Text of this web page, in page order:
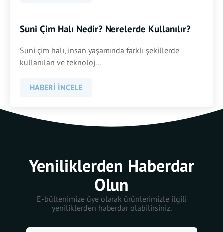
Suni Çim Halı Nedir? Nerelerde Kullanılır?
Suni çim halı, insan yaşamında farklı şekillerde
kullanılan ve teknoloj...
HABERI İNCELE
Yeniliklerden Haberdar
Olun
E-bültenimize üye olarak ürünlerimizle ilgili
yeniliklerden haberdar olabilirsiniz.